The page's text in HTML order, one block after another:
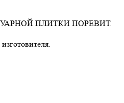
ПЛИТКИ ПОРЕВИТ.